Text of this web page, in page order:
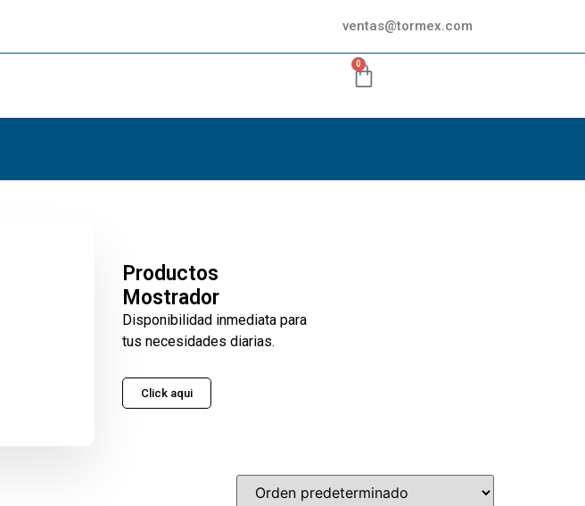
ventas@tormex.com
0
Productos
Mostrador
Disponibilidad inmediata para
tus necesidades diarias.
Click aqui